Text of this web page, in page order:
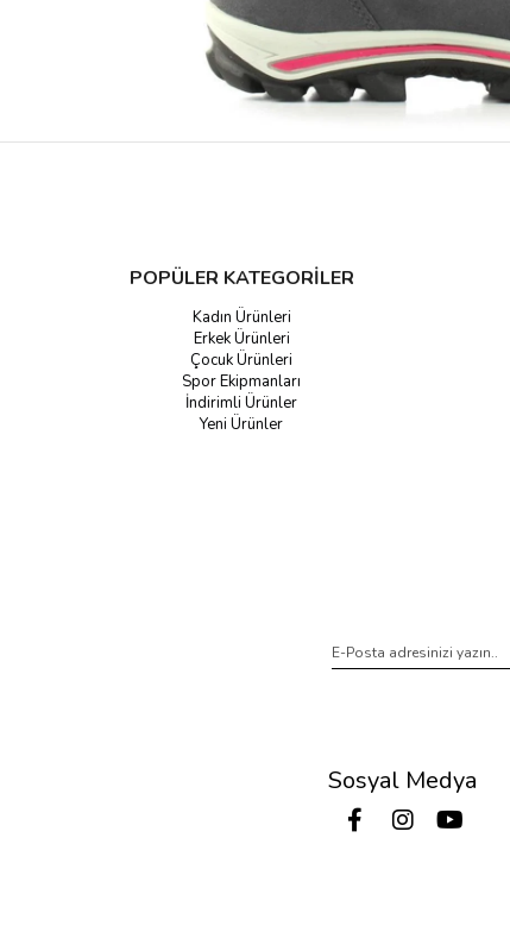
POPÜLER KATEGORİLER
Kadın Ürünleri
Erkek Ürünleri
Çocuk Ürünleri
Spor Ekipmanları
İndirimli Ürünler
Yeni Ürünler
Sosyal Medya